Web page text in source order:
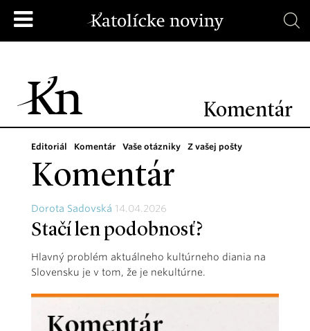
Komentár
Editoriál Komentár Vaše otázniky Z vašej pošty
Komentár
Dorota Sadovská 14.04.2026
Stačí len podobnosť?
Hlavný problém aktuálneho kultúrneho diania na
Slovensku je v tom, že je nekultúrne.